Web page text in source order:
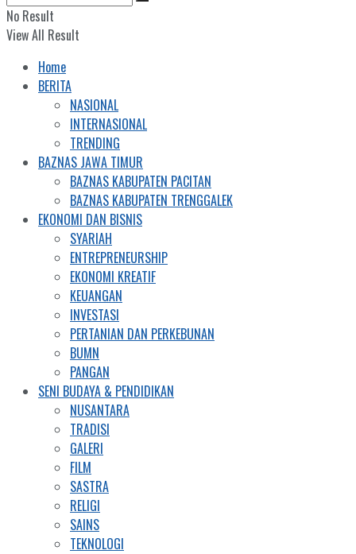
No Result
View All Result
Home
BERITA
NASIONAL
INTERNASIONAL
TRENDING
BAZNAS JAWA TIMUR
BAZNAS KABUPATEN PACITAN
BAZNAS KABUPATEN TRENGGALEK
EKONOMI DAN BISNIS
SYARIAH
ENTREPRENEURSHIP
EKONOMI KREATIF
KEUANGAN
INVESTASI
PERTANIAN DAN PERKEBUNAN
BUMN
PANGAN
SENI BUDAYA & PENDIDIKAN
NUSANTARA
TRADISI
GALERI
FILM
SASTRA
RELIGI
SAINS
TEKNOLOGI